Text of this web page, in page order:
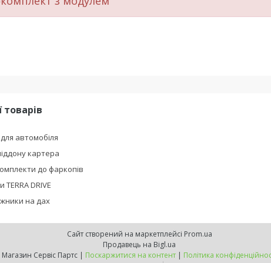
товарів
автомобіля
картера
до фаркопів
TERRA DRIVE
на дах
Сайт створений на маркетплейсі Prom.ua
Продавець на Bigl.ua
Магазин Сервіс Партс | Поскаржитися на контент | Політика